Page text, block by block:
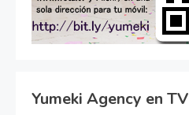
Yumeki Agency en TV